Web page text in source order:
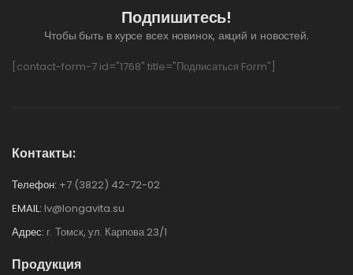
Подпишитесь!
Чтобы быть в курсе всех новинок, акций и новостей.
[contact-form-7 id="1768" title="Подписаться Form"]
Контакты:
Телефон: +7 (3822) 42-72-02
EMAIL: lv@longavita.su
Адрес: г. Томск, ул. Карпова 23/1
Продукция